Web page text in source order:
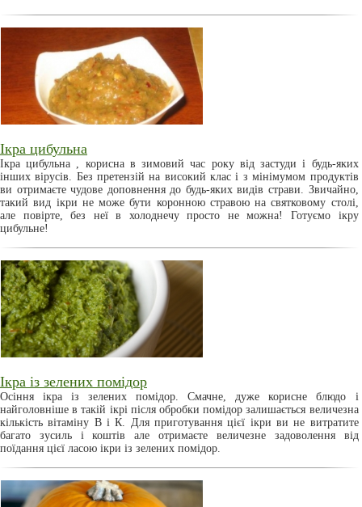
Ікра цибульна
Ікра цибульна , корисна в зимовий час року від застуди і будь-яких
інших вірусів. Без претензій на високий клас і з мінімумом продуктів
ви отримаєте чудове доповнення до будь-яких видів страви. Звичайно,
такий вид ікри не може бути коронною стравою на святковому столі,
але повірте, без неї в холоднечу просто не можна! Готуємо ікру
цибульне!
Ікра із зелених помідор
Осіння ікра із зелених помідор. Смачне, дуже корисне блюдо і
найголовніше в такій ікрі після обробки помідор залишається величезна
кількість вітаміну В і К. Для приготування цієї ікри ви не витратите
багато зусиль і коштів але отримаєте величезне задоволення від
поїдання цієї ласою ікри із зелених помідор.